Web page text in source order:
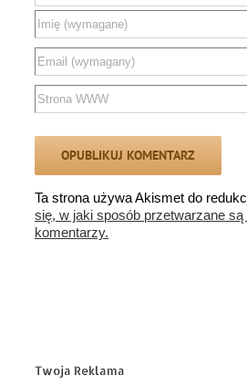
Ta strona używa Akismet do
się, w jaki sposób przetwarzane są
komentarzy.
Twoja Reklama